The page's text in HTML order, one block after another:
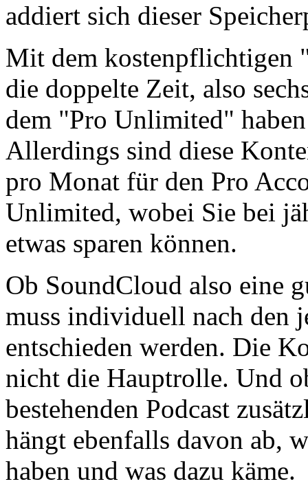
addiert sich dieser
Mit dem kostenpflichtigen
die doppelte Zeit, also
dem "Pro Unlimited"
Allerdings sind diese
pro Monat für den Pro
Unlimited, wobei Sie bei
etwas sparen können.
Ob SoundCloud also eine
muss individuell nach den
entschieden werden. Die
nicht die Hauptrolle. Und
bestehenden Podcast
hängt ebenfalls davon ab,
haben und was dazu käme.